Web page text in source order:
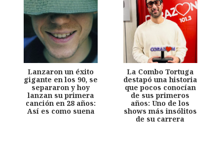
Lanzaron un éxito
gigante en los 90, se
separaron y hoy
lanzan su primera
canción en 28 años:
Así es como suena
La Combo Tortuga
destapó una historia
que pocos conocían
de sus primeros
años: Uno de los
shows más insólitos
de su carrera